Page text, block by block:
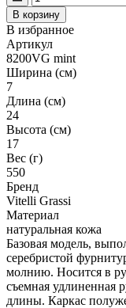
В корзину
В избранное
Артикул
8200VG mint
Ширина (см)
7
Длина (см)
24
Высота (см)
17
Вес (г)
550
Бренд
Vitelli Grassi
Материал
натуральная кожа
Базовая модель,
серебристой
молнию. Носится в
съемная удлиненная
длины. Каркас